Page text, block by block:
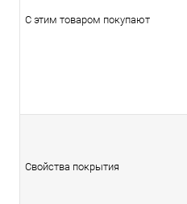
С этим товаром покупают
Свойства покрытия